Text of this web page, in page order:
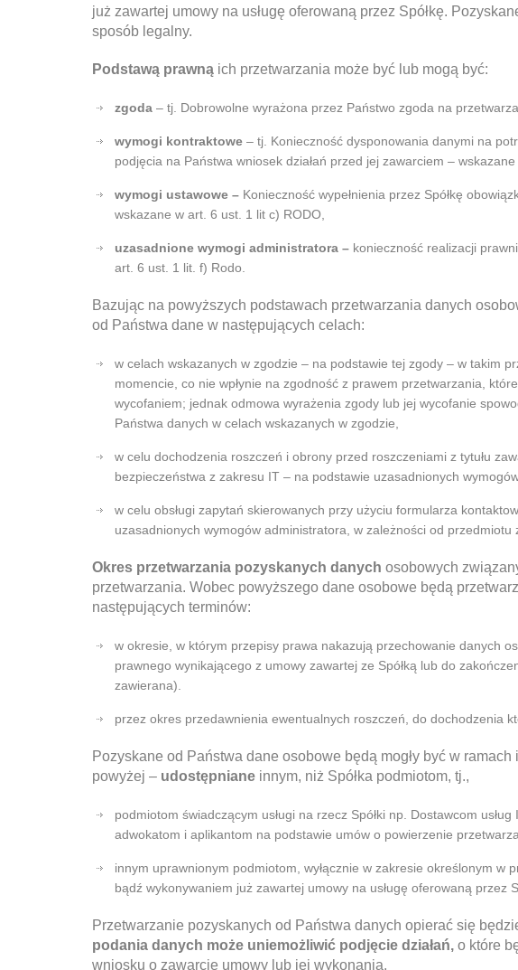
już zawartej umowy na usługę oferowaną przez Spółkę.
sposób legalny.
Podstawą prawną ich przetwarzania może być lub mogą być:
zgoda – tj. Dobrowolne wyrażona przez Państwo zgoda na
wymogi kontraktowe – tj. Konieczność dysponowania danymi na
podjęcia na Państwa wniosek działań przed jej zawarciem –
wymogi ustawowe – Konieczność wypełnienia przez Spółkę
wskazane w art. 6 ust. 1 lit c) RODO,
uzasadnione wymogi administratora – konieczność realizacji
art. 6 ust. 1 lit. f) Rodo.
Bazując na powyższych podstawach przetwarzania danych
od Państwa dane w następujących celach:
w celach wskazanych w zgodzie – na podstawie tej zgody – w takim
momencie, co nie wpłynie na zgodność z prawem przetwarzania,
wycofaniem; jednak odmowa wyrażenia zgody lub jej wycofanie
Państwa danych w celach wskazanych w zgodzie,
w celu dochodzenia roszczeń i obrony przed roszczeniami z tytułu
bezpieczeństwa z zakresu IT – na podstawie uzasadnionych
w celu obsługi zapytań skierowanych przy użyciu formularza
uzasadnionych wymogów administratora, w zależności od przedmiotu
Okres przetwarzania pozyskanych danych osobowych
przetwarzania. Wobec powyższego dane osobowe będą
następujących terminów:
w okresie, w którym przepisy prawa nakazują przechowanie danych
prawnego wynikającego z umowy zawartej ze Spółką lub do
zawierana).
przez okres przedawnienia ewentualnych roszczeń, do dochodzenia
Pozyskane od Państwa dane osobowe będą mogły być w
powyżej – udostępniane innym, niż Spółka podmiotom, tj.,
podmiotom świadczącym usługi na rzecz Spółki np. Dostawcom
adwokatom i aplikantom na podstawie umów o powierzenie
innym uprawnionym podmiotom, wyłącznie w zakresie określonym w
bądź wykonywaniem już zawartej umowy na usługę oferowaną przez
Przetwarzanie pozyskanych od Państwa danych opierać się
podania danych może uniemożliwić podjęcie działań, o które
wniosku o zawarcie umowy lub jej wykonania.